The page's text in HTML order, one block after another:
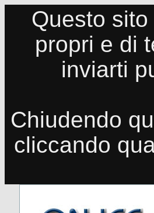
Questo
propri e di
inviarti
Chiudendo
cliccando